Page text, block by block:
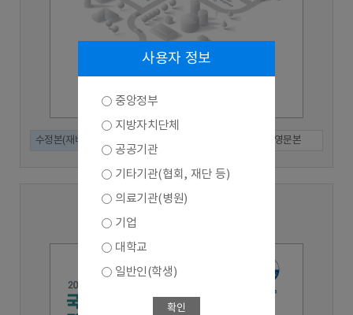
수정본(재배포) 인쇄본 영문본
2022년 기준 (2023년 수행)
사용자 정보
중앙정부
지방자치단체
공공기관
기타기관(협회, 재단 등)
의료기관(병원)
기업
대학교
일반인(학생)
확인